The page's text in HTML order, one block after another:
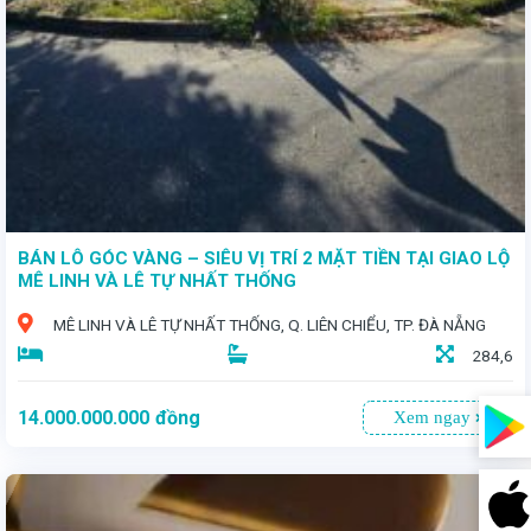
BÁN LÔ GÓC VÀNG – SIÊU VỊ TRÍ 2 MẶT TIỀN TẠI GIAO LỘ
MÊ LINH VÀ LÊ TỰ NHẤT THỐNG
MÊ LINH VÀ LÊ TỰ NHẤT THỐNG, Q. LIÊN CHIỂU, TP. ĐÀ NẴNG
284,6
14.000.000.000 đồng Xem ngay